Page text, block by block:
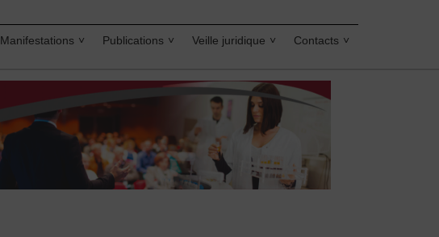
Manifestations Publications Veille juridique Contacts